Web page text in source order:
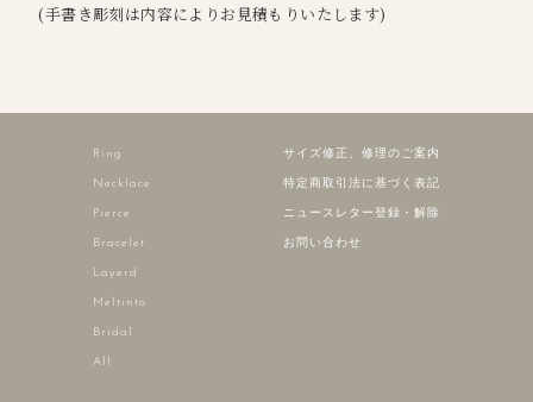
(手書き彫刻は内容によりお見積もりいたします)
Ring
Necklace
Pierce
Bracelet
Layerd
Meltinto
Bridal
All
サイズ修正、修理のご案内
特定商取引法に基づく表記
ニュースレター登録・解除
お問い合わせ